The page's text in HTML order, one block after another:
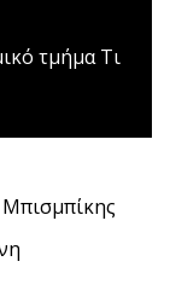
τμήμαTι